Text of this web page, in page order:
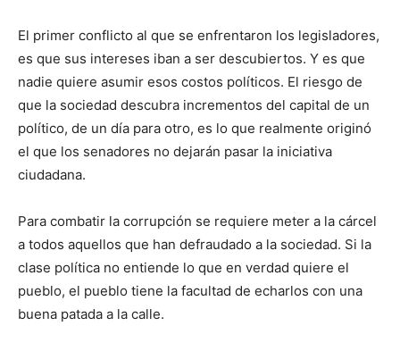
El primer conflicto al que se enfrentaron los legisladores,
es que sus intereses iban a ser descubiertos. Y es que
nadie quiere asumir esos costos políticos. El riesgo de
que la sociedad descubra incrementos del capital de un
político, de un día para otro, es lo que realmente originó
el que los senadores no dejarán pasar la iniciativa
ciudadana.
Para combatir la corrupción se requiere meter a la cárcel
a todos aquellos que han defraudado a la sociedad. Si la
clase política no entiende lo que en verdad quiere el
pueblo, el pueblo tiene la facultad de echarlos con una
buena patada a la calle.